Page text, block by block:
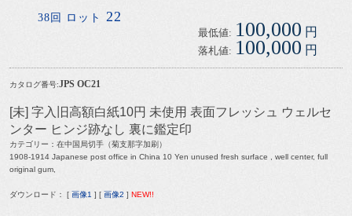
38回 ロット 22
最低値: 100,000 円
落札値: 100,000 円
カタログ番号:JPS OC21
[未] 字入旧高額白紙10円 未使用 表面フレッシュ ウェルセ
ンター ヒンジ跡なし 裏に鑑定印
カテゴリー：在中国局切手（菊支那字加刷）
1908-1914 Japanese post office in China 10 Yen unused fresh surface , well center, full
original gum,
ダウンロード： [ 画像1 ] [ 画像2 ] NEW!!